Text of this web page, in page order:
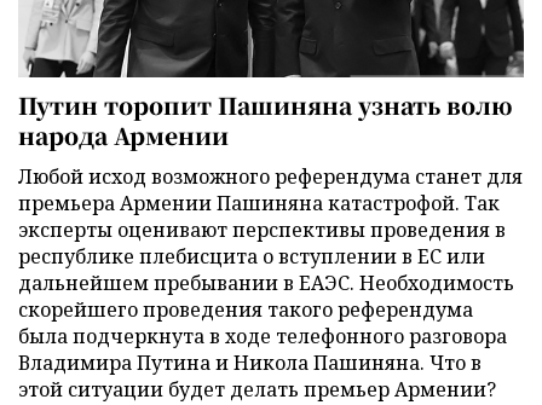
Путин торопит Пашиняна узнать волю
народа Армении
Любой исход возможного референдума станет для
премьера Армении Пашиняна катастрофой. Так
эксперты оценивают перспективы проведения в
республике плебисцита о вступлении в ЕС или
дальнейшем пребывании в ЕАЭС. Необходимость
скорейшего проведения такого референдума
была подчеркнута в ходе телефонного разговора
Владимира Путина и Никола Пашиняна. Что в
этой ситуации будет делать премьер Армении?